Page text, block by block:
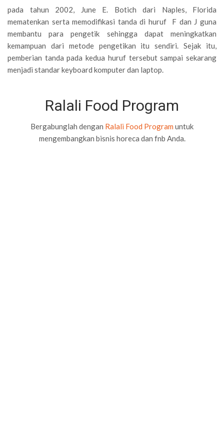
pada tahun 2002, June E. Botich dari Naples, Florida
mematenkan serta memodifikasi tanda di huruf F dan J guna
membantu para pengetik sehingga dapat meningkatkan
kemampuan dari metode pengetikan itu sendiri. Sejak itu,
pemberian tanda pada kedua huruf tersebut sampai sekarang
menjadi standar keyboard komputer dan laptop.
Ralali Food Program
Bergabunglah dengan Ralali Food Program untuk
mengembangkan bisnis horeca dan fnb Anda.